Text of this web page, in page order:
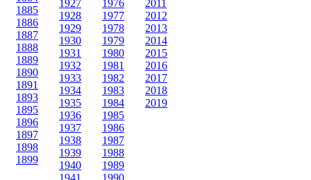
1885
1886
1887
1888
1889
1890
1891
1893
1895
1896
1897
1898
1899
1927
1928
1929
1930
1931
1932
1933
1934
1935
1936
1937
1938
1939
1940
1941
1976
1977
1978
1979
1980
1981
1982
1983
1984
1985
1986
1987
1988
1989
1990
2011
2012
2013
2014
2015
2016
2017
2018
2019